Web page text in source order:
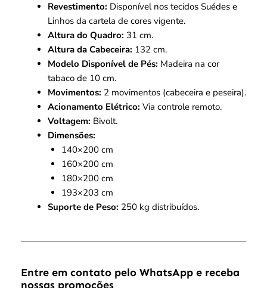
Revestimento: Disponível nos tecidos Suédes e
Linhos da cartela de cores vigente.
Altura do Quadro: 31 cm.
Altura da Cabeceira: 132 cm.
Modelo Disponível de Pés: Madeira na cor
tabaco de 10 cm.
Movimentos: 2 movimentos (cabeceira e peseira).
Acionamento Elétrico: Via controle remoto.
Voltagem: Bivolt.
Dimensões:
140×200 cm
160×200 cm
180×200 cm
193×203 cm
Suporte de Peso: 250 kg distribuídos.
Entre em contato pelo WhatsApp e receba
nossas promoções